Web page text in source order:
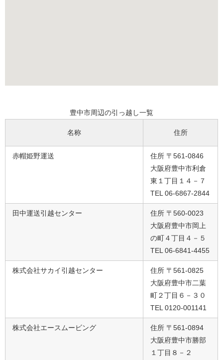
豊中市周辺の引っ越し一覧
名称 住所
赤帽姫野運送
住所 〒561-0846
大阪府豊中市利倉
東１丁目１４－７
TEL 06-6867-2844
田中運送引越センター
住所 〒560-0023
大阪府豊中市岡上
の町４丁目４－５
TEL 06-6841-4455
株式会社サカイ引越センター
住所 〒561-0825
大阪府豊中市二葉
町２丁目６－３０
TEL 0120-001141
株式会社エースムービング
住所 〒561-0894
大阪府豊中市勝部
１丁目８－２